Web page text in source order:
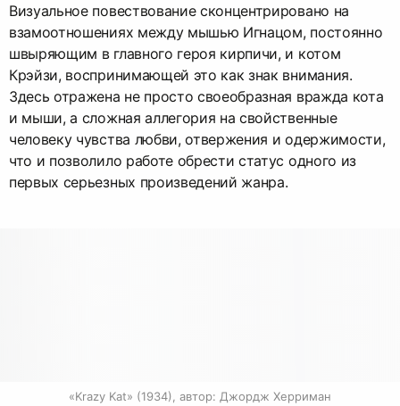
Визуальное повествование сконцентрировано на
взамоотношениях между мышью Игнацом, постоянно
швыряющим в главного героя кирпичи, и котом
Крэйзи, воспринимающей это как знак внимания.
Здесь отражена не просто своеобразная вражда кота
и мыши, а сложная аллегория на свойственные
человеку чувства любви, отвержения и одержимости,
что и позволило работе обрести статус одного из
первых серьезных произведений жанра.
«Krazy Kat» (1934), автор: Джордж Херриман